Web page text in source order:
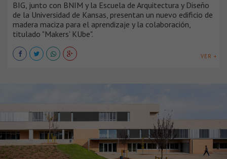
BIG, junto con BNIM y la Escuela de Arquitectura y Diseño
de la Universidad de Kansas, presentan un nuevo edificio de
madera maciza para el aprendizaje y la colaboración,
titulado "Makers' KUbe".
VER +